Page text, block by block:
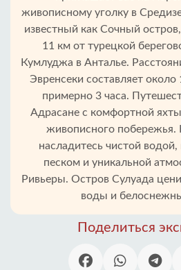
живописному уголку в
известный как Сочный
11 км от турецкой
Кумлуджа в Анталье.
Эвренсеки составляет около
примерно 3 часа.
Адрасане с комфортной
живописного побережья.
насладитесь чистой
песком и уникальной
Ривьеры. Остров Сулуада
воды и
Поделиться